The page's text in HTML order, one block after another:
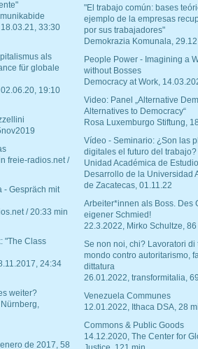
18.03.21, 33:30
als
für globale
19:10
freie-radios.net /
- Gespräch mit
/ 20:33 min
"The Class
24:34
weiter?
enero de 2017, 58
"El trabajo común: bases
ejemplo de la empresas
por sus trabajadores"
Demokrazia Komunala,
People Power - Imagining a
without Bosses
Democracy at Work,
Video: Panel „Alternative
Alternatives to Democracy“
Rosa Luxemburgo Stiftung,
Vídeo - Seminario: ¿Son las
digitales el futuro del trabajo?
Unidad Académica de
Desarrollo de la Universidad
de Zacatecas, 01.11.22
Arbeiter*innen als Boss. Des
eigener Schmied!
22.3.2022, Mirko Schultze, 86
Se non noi, chi? Lavoratori di
mondo contro autoritarismo,
dittatura
26.01.2022, transformitalia,
Venezuela Communes
12.01.2022, Ithaca DSA, 28
Commons & Public Goods
14.12.2020, The Center for